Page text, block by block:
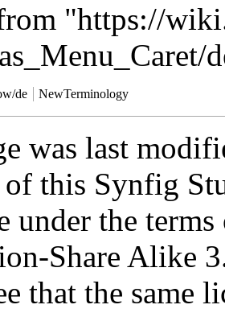
"https://
de NewTerminology
was last
of this Synfig
under the
Share Alike
that the same